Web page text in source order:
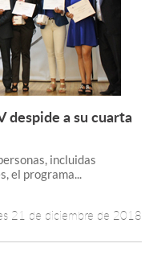
Leer más +
despide a su cuarta
incluidas
el programa...
21 de diciembre de 2018